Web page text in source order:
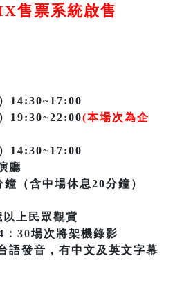
售票系統啟售
14:30~17:00
19:30~22:00(本場次為企
14:30~17:00
廳
（含中場休息20分鐘）
上民眾觀賞
30場次將架機錄影
發音，有中文及英文字幕